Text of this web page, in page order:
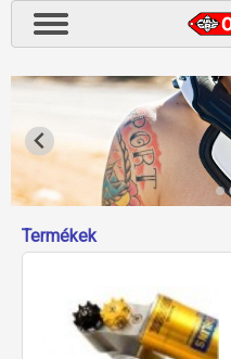
Termékek